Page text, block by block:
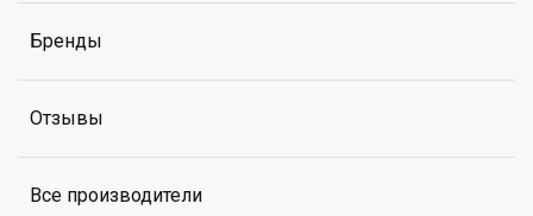
Бренды
Отзывы
Все производители